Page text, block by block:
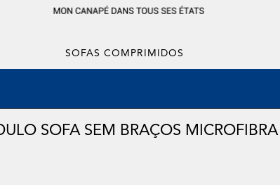
SOFAS COMPRIMIDOS
SOFA SEM BRAÇOS MICROFIBRA